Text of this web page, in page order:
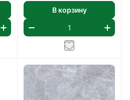
В корзину